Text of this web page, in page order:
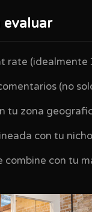
evaluar
rate (idealmente
(no
tu zona
con tu nicho
combine con tu